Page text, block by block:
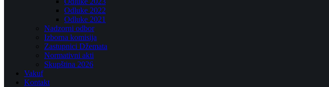
Odluke 2022
Odluke 2021
Nadzorni odbor
Izborna komisija
Zastupnici Džemata
Normativni akti
Skupština 2026
Vakuf
Kontakt